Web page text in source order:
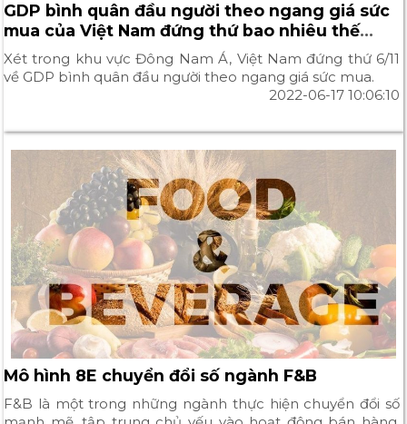
GDP bình quân đầu người theo ngang giá sức
mua của Việt Nam đứng thứ bao nhiêu thế
giới?
Xét trong khu vực Đông Nam Á, Việt Nam đứng thứ 6/11
về GDP bình quân đầu người theo ngang giá sức mua.
2022-06-17 10:06:10
Mô hình 8E chuyển đổi số ngành F&B
F&B là một trong những ngành thực hiện chuyển đổi số